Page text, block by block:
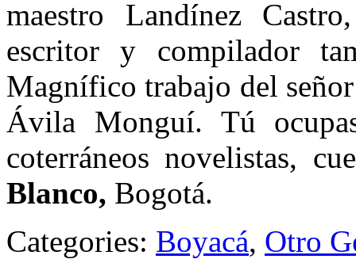
maestro Landínez
escritor y compilador
Magnífico trabajo del
Ávila Monguí. Tú
coterráneos novelistas,
Blanco, Bogotá.
Categories: Boyacá, Otro